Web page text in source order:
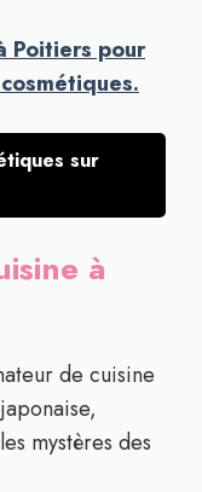
Poitiers pour
sur
à
de cuisine
mystères des